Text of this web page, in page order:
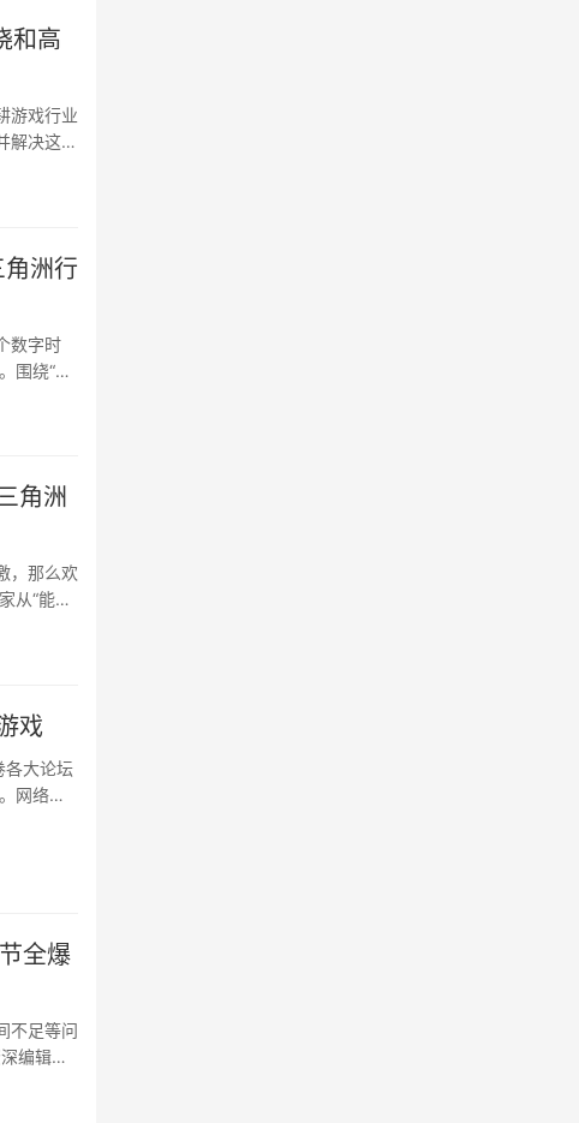
和高
游戏行业
解决这类
洲行
数字时
围绕“三
角洲
，那么欢
“能玩”
戏
各大论坛
网络舆
全爆
不足等问
编辑